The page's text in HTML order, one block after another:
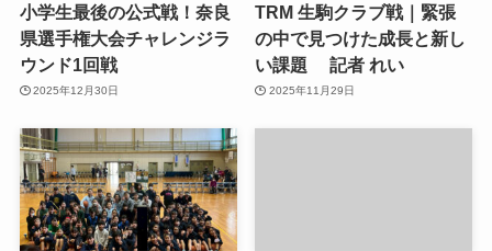
小学生最後の公式戦！奈良
県選手権大会チャレンジラ
ウンド1回戦
2025年12月30日
TRM 生駒クラブ戦｜緊張
の中で見つけた成長と新し
い課題 記者 れい
2025年11月29日